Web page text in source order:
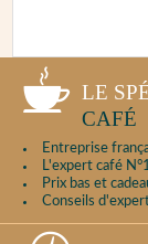
LE
CAFÉ
Entreprise
L'expert café
Prix bas et
Conseils